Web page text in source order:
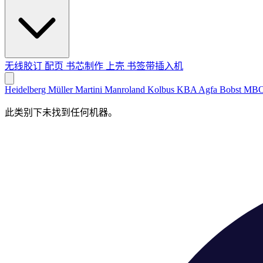
无线胶订 配页 书芯制作 上壳 书签带插入机
Heidelberg Müller Martini Manroland Kolbus KBA Agfa Bobst
此类别下未找到任何机器。